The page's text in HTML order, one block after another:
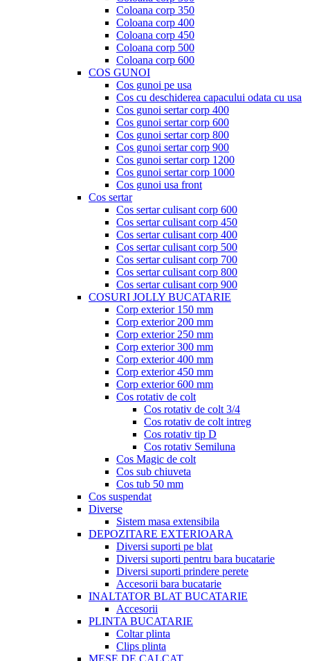
Coloana corp 350
Coloana corp 400
Coloana corp 450
Coloana corp 500
Coloana corp 600
COS GUNOI
Cos gunoi pe usa
Cos cu deschiderea capacului odata cu usa
Cos gunoi sertar corp 400
Cos gunoi sertar corp 600
Cos gunoi sertar corp 800
Cos gunoi sertar corp 900
Cos gunoi sertar corp 1200
Cos gunoi sertar corp 1000
Cos gunoi usa front
Cos sertar
Cos sertar culisant corp 600
Cos sertar culisant corp 450
Cos sertar culisant corp 400
Cos sertar culisant corp 500
Cos sertar culisant corp 700
Cos sertar culisant corp 800
Cos sertar culisant corp 900
COSURI JOLLY BUCATARIE
Corp exterior 150 mm
Corp exterior 200 mm
Corp exterior 250 mm
Corp exterior 300 mm
Corp exterior 400 mm
Corp exterior 450 mm
Corp exterior 600 mm
Cos rotativ de colt
Cos rotativ de colt 3/4
Cos rotativ de colt intreg
Cos rotativ tip D
Cos rotativ Semiluna
Cos Magic de colt
Cos sub chiuveta
Cos tub 50 mm
Cos suspendat
Diverse
Sistem masa extensibila
DEPOZITARE EXTERIOARA
Diversi suporti pe blat
Diversi suporti pentru bara bucatarie
Diversi suporti prindere perete
Accesorii bara bucatarie
INALTATOR BLAT BUCATARIE
Accesorii
PLINTA BUCATARIE
Coltar plinta
Clips plinta
MESE DE CALCAT